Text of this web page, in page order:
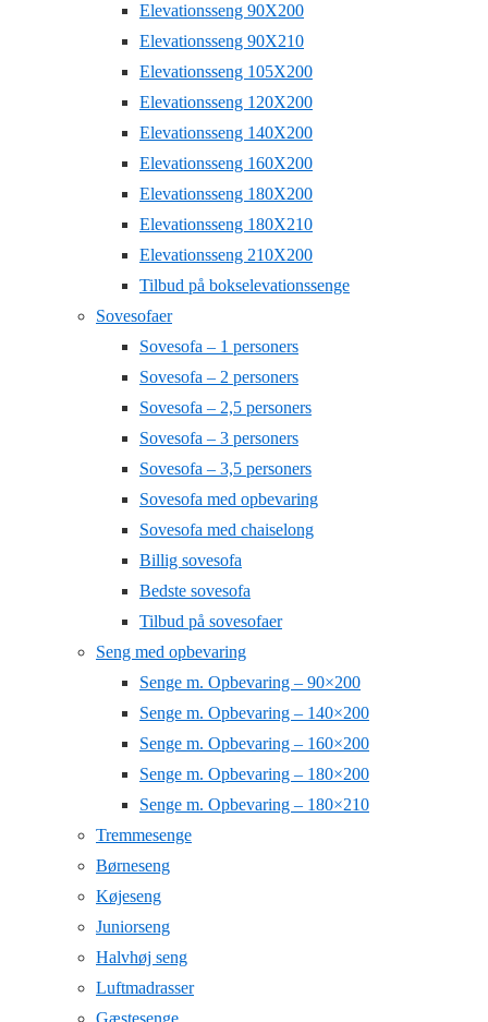
Elevationsseng 90X200
Elevationsseng 90X210
Elevationsseng 105X200
Elevationsseng 120X200
Elevationsseng 140X200
Elevationsseng 160X200
Elevationsseng 180X200
Elevationsseng 180X210
Elevationsseng 210X200
Tilbud på bokselevationssenge
Sovesofaer
Sovesofa – 1 personers
Sovesofa – 2 personers
Sovesofa – 2,5 personers
Sovesofa – 3 personers
Sovesofa – 3,5 personers
Sovesofa med opbevaring
Sovesofa med chaiselong
Billig sovesofa
Bedste sovesofa
Tilbud på sovesofaer
Seng med opbevaring
Senge m. Opbevaring – 90×200
Senge m. Opbevaring – 140×200
Senge m. Opbevaring – 160×200
Senge m. Opbevaring – 180×200
Senge m. Opbevaring – 180×210
Tremmesenge
Børneseng
Køjeseng
Juniorseng
Halvhøj seng
Luftmadrasser
Gæstesenge